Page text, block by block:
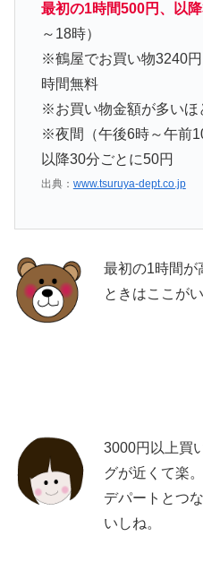
最初の1時間500円、以
～18時）
※鶴屋でお買い物3240
時間無料
※お買い物金額が多いほ
※夜間（午後6時～午前
以降30分ごとに50円
出典： www.tsuruya-dept.co.jp
最初の1時間が
ときはここが
3000円以上買
グが近くて楽。
デパートとつ
いしね。